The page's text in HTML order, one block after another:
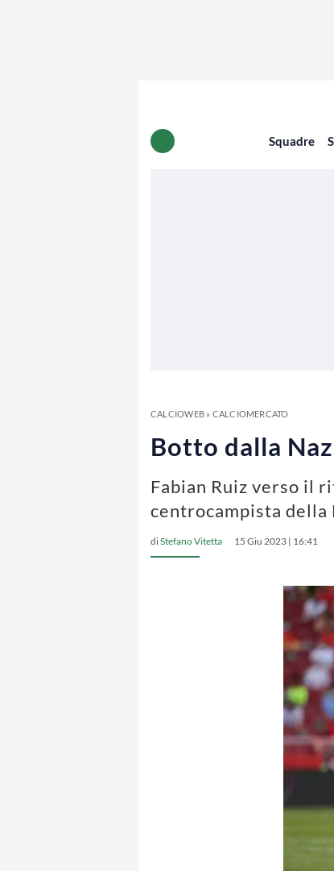
Squadre
CALCIOWEB» CALCIOMERCATO
Botto dalla
Fabian Ruiz verso il
centrocampista della
diStefano Vitetta 15 Giu 2023 | 16:41